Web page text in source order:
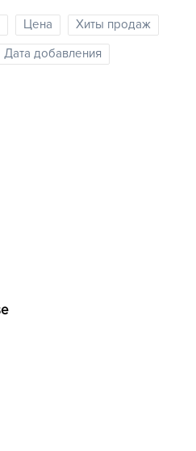
Цена
Хиты продаж
Дата добавления